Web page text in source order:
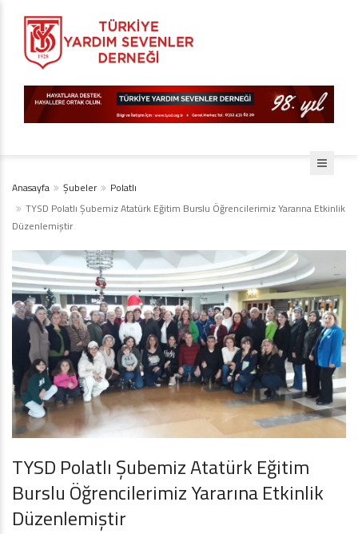
Anasayfa Şubeler
Polatlı
TYSD Polatlı Şubemiz Atatürk Eğitim Burslu Öğrencilerimiz Yararına Etkinlik
Düzenlemiştir
TYSD Polatlı Şubemiz Atatürk Eğitim
Burslu Öğrencilerimiz Yararına Etkinlik
Düzenlemiştir